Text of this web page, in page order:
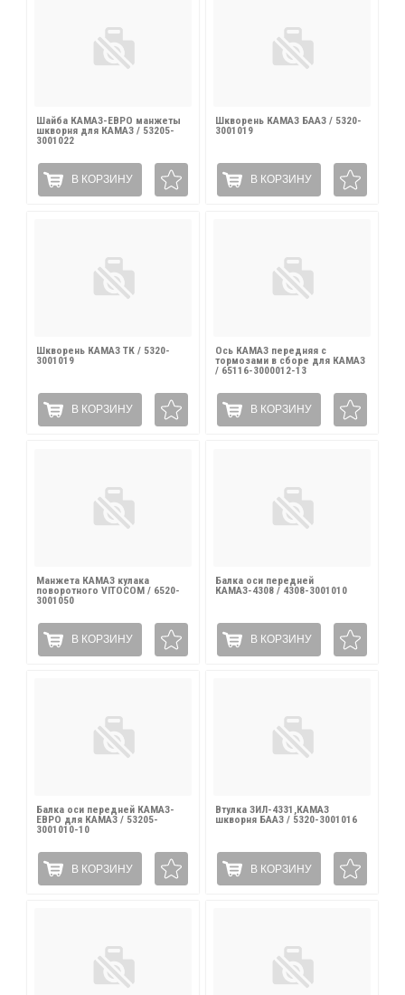
Шайба КАМАЗ-ЕВРО манжеты
шкворня для КАМАЗ / 53205-
3001022
В КОРЗИНУ
Шкворень КАМАЗ БААЗ / 5320-
3001019
В КОРЗИНУ
Шкворень КАМАЗ ТК / 5320-
3001019
В КОРЗИНУ
Ось КАМАЗ передняя с
тормозами в сборе для КАМАЗ
/ 65116-3000012-13
В КОРЗИНУ
Манжета КАМАЗ кулака
поворотного VITOCOM / 6520-
3001050
В КОРЗИНУ
Балка оси передней
КАМАЗ-4308 / 4308-3001010
В КОРЗИНУ
Балка оси передней КАМАЗ-
ЕВРО для КАМАЗ / 53205-
3001010-10
В КОРЗИНУ
Втулка ЗИЛ-4331,КАМАЗ
шкворня БААЗ / 5320-3001016
В КОРЗИНУ